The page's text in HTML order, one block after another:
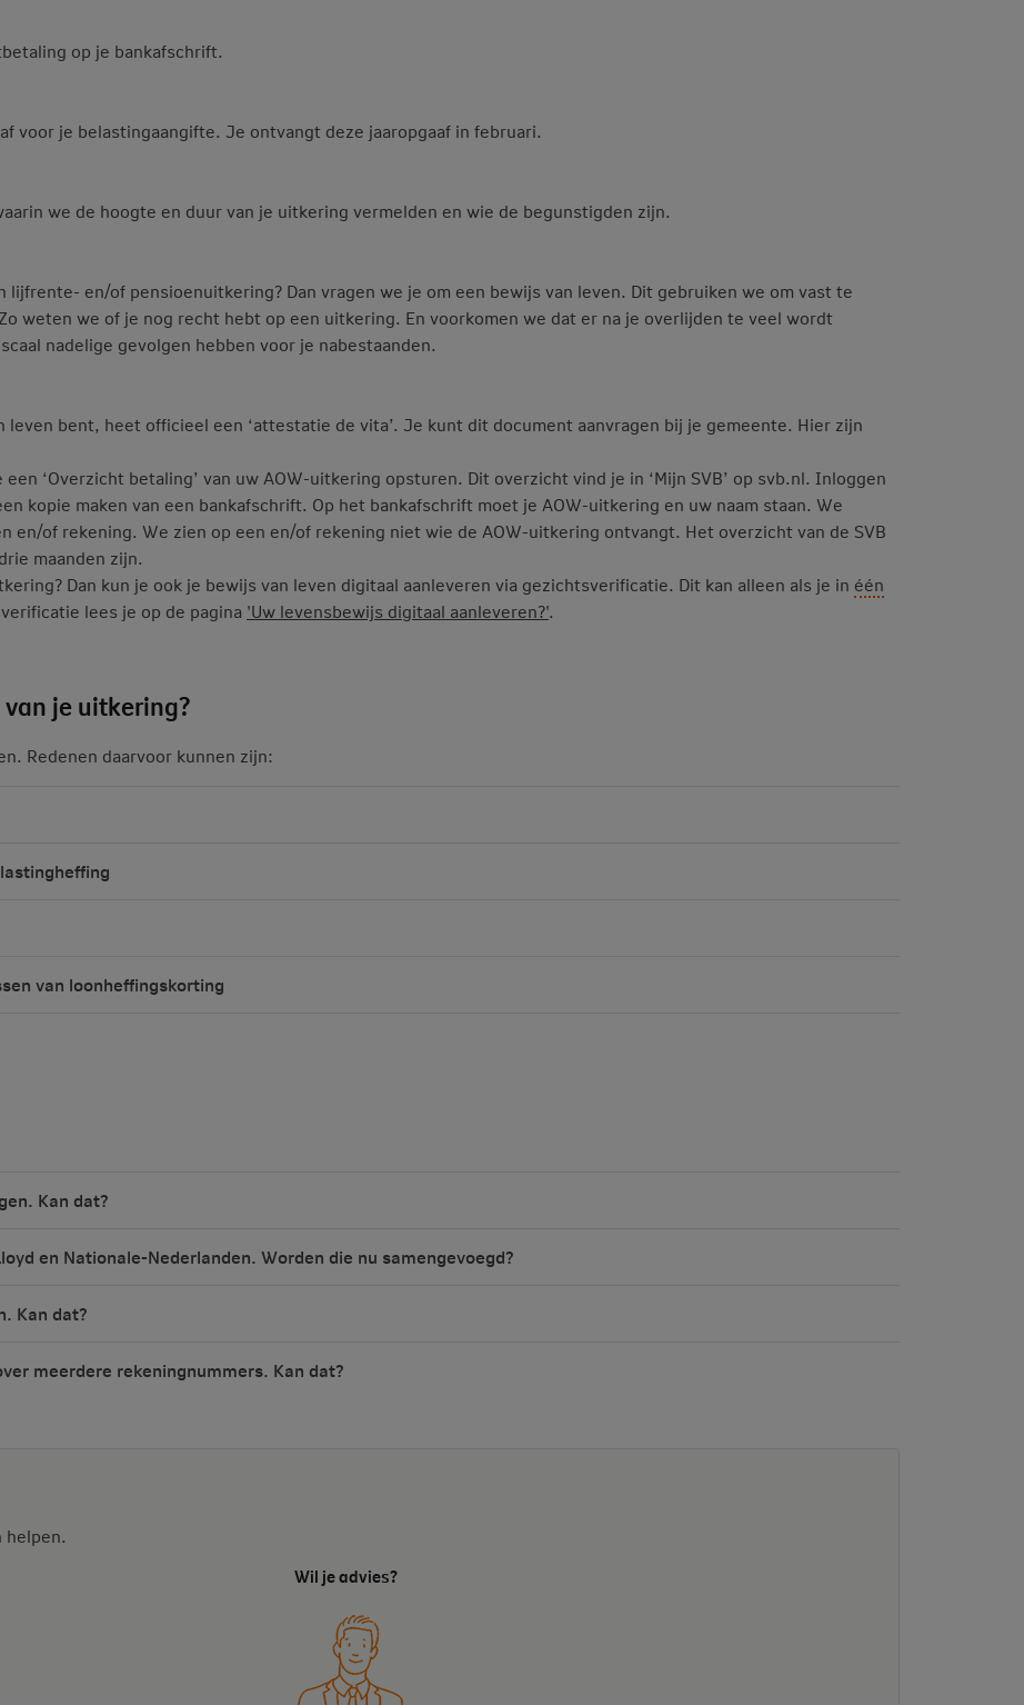
op je bankafschrift.
voor je belastingaangifte. Je ontvangt deze jaaropgaaf in februari.
we de hoogte en duur van je uitkering vermelden en wie de begunstigden zijn.
en/of pensioenuitkering? Dan vragen we je om een bewijs van leven. Dit gebruiken we om vast te
weten we of je nog recht hebt op een uitkering. En voorkomen we dat er na je overlijden te veel wordt
nadelige gevolgen hebben voor je nabestaanden.
leven bent, heet officieel een ‘attestatie de vita’. Je kunt dit document aanvragen bij je gemeente. Hier zijn
‘Overzicht betaling’ van uw AOW-uitkering opsturen. Dit overzicht vind je in ‘Mijn SVB’ op svb.nl. Inloggen
kopie maken van een bankafschrift. Op het bankafschrift moet je AOW-uitkering en uw naam staan. We
en/of rekening. We zien op een en/of rekening niet wie de AOW-uitkering ontvangt. Het overzicht van de SVB
maanden zijn.
Dan kun je ook je bewijs van leven digitaal aanleveren via gezichtsverificatie. Dit kan alleen als je in één
lees je op de pagina 'Uw levensbewijs digitaal aanleveren?'.
je uitkering?
Redenen daarvoor kunnen zijn:
van loonheffingskorting
Kan dat?
en Nationale-Nederlanden. Worden die nu samengevoegd?
Kan dat?
meerdere rekeningnummers. Kan dat?
helpen.
Wil je advies?